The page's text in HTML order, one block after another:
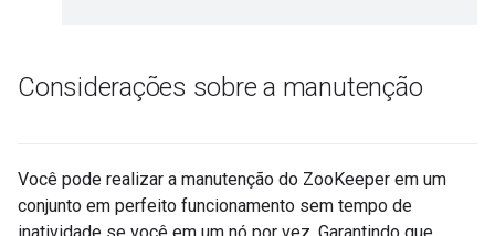
Considerações sobre a manutenção
Você pode realizar a manutenção do ZooKeeper em um
conjunto em perfeito funcionamento sem tempo de